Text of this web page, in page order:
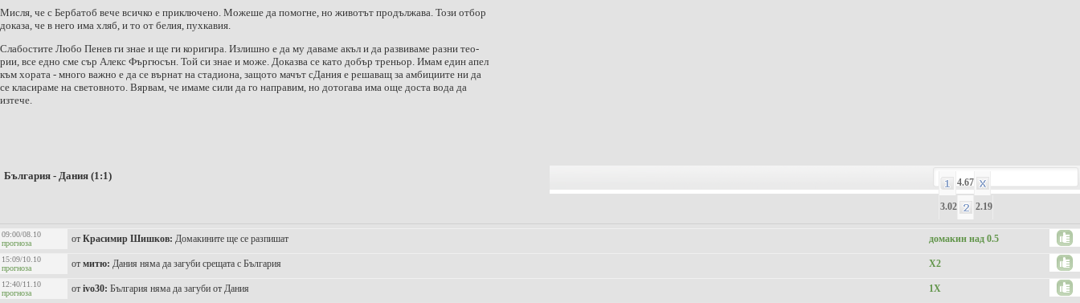
Мисля, че с Бербатоб ве­че всичко е приключено. Можеше да помогне, но жи­вотът продължава. Този отбор
доказа, че в него има хляб, и то от белия, пухка­вия.
Слабостите Любо Пенев ги знае и ще ги коригира. Из­лишно е да му даваме акъл и да развиваме разни тео­
рии, все едно сме сър Алекс Фъргюсън. Той си знае и мо­же. Доказва се като добър треньор. Имам един апел
към хората - много важно е да се върнат на стадиона, защото мачът сДания е ре­шаващ за амбициите ни да
се класираме на световно­то. Вярвам, че имаме сили да го направим, но дотога­ва има още доста вода да
изтече.
България - Дания (1:1)
4.67
3.02 2.19
09:00/08.10
прогноза
от Красимир Шишков: Домакините ще се разпишат домакин над 0.5
15:09/10.10
прогноза
от митю: Дания няма да загуби срещата с България X2
12:40/11.10
прогноза
от ivo30: България няма да загуби от Дания 1X